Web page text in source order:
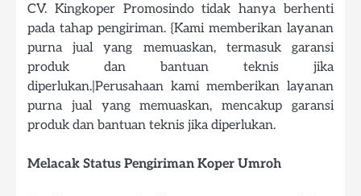
CV. Kingkoper Promosindo tidak hanya berhenti
pada tahap pengiriman. {Kami memberikan layanan
purna jual yang memuaskan, termasuk garansi
produk dan bantuan teknis jika
diperlukan.|Perusahaan kami memberikan layanan
purna jual yang memuaskan, mencakup garansi
produk dan bantuan teknis jika diperlukan.
Melacak Status Pengiriman Koper Umroh